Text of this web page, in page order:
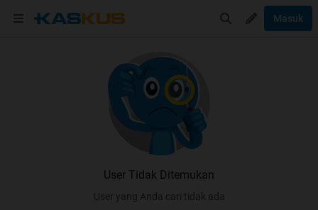
Masuk
User Tidak Ditemukan
User yang Anda cari tidak ada